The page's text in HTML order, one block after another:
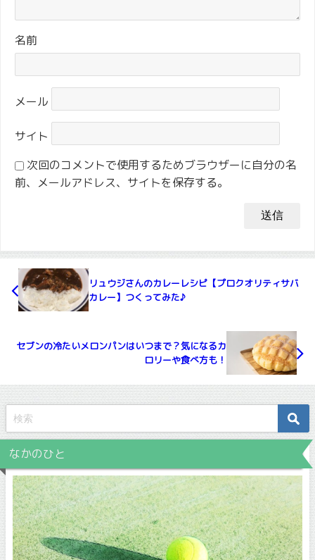
名前
メール
サイト
次回のコメントで使用するためブラウザーに自分の名
前、メールアドレス、サイトを保存する。
リュウジさんのカレーレシピ【プロクオリティサバ
カレー】つくってみた♪
セブンの冷たいメロンパンはいつまで？気になるカ
ロリーや食べ方も！
なかのひと